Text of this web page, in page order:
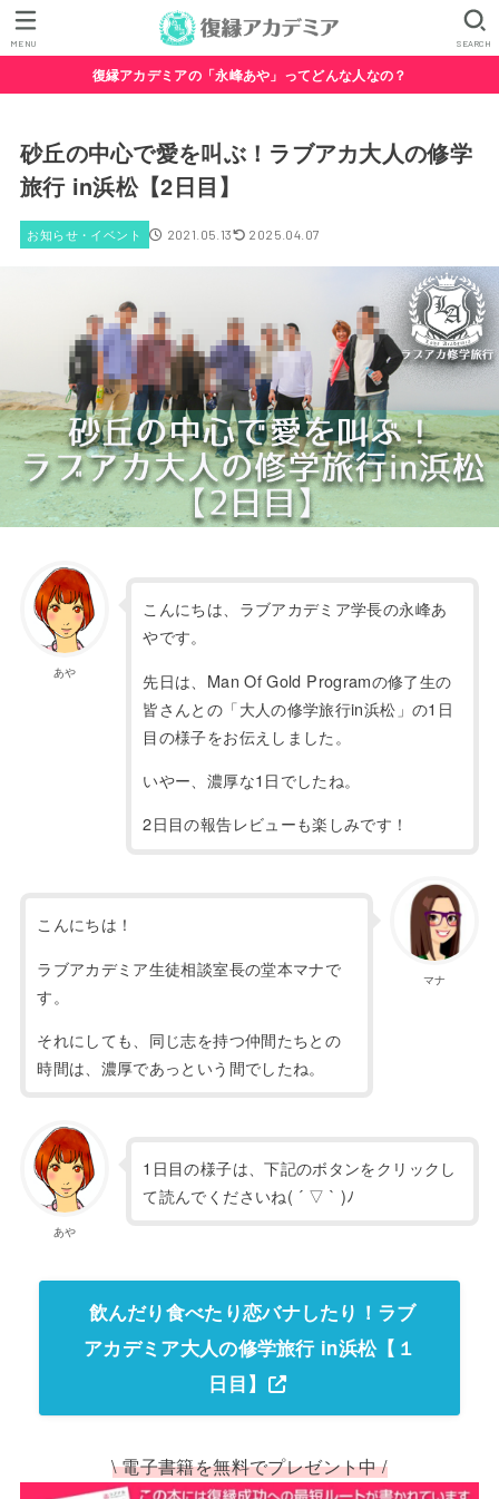
SEARCH
MENU
復縁アカデミアの「永峰あや」ってどんな人なの？
砂丘の中心で愛を叫ぶ！ラブアカ大人の修学
旅行 in浜松【2日目】
お知らせ・イベント 2021.05.13 2025.04.07
あや
こんにちは、ラブアカデミア学長の永峰あ
やです。
先日は、Man Of Gold Programの修了生の
皆さんとの「大人の修学旅行in浜松」の1日
目の様子をお伝えしました。
いやー、濃厚な1日でしたね。
2日目の報告レビューも楽しみです！
マナ
こんにちは！
ラブアカデミア生徒相談室長の堂本マナで
す。
それにしても、同じ志を持つ仲間たちとの
時間は、濃厚であっという間でしたね。
あや
1日目の様子は、下記のボタンをクリックし
て読んでくださいね( ´ ▽ ` )ﾉ
飲んだり食べたり恋バナしたり！ラブ
アカデミア大人の修学旅行 in浜松【１
日目】
\ 電子書籍を無料でプレゼント中 /